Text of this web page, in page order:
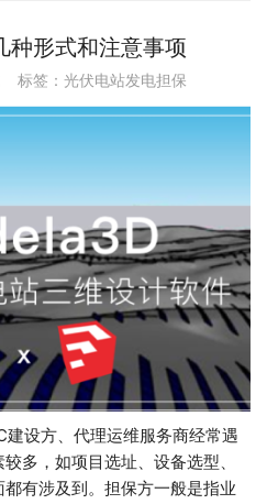
种形式和注意事项
标签： 光伏电站发电担保
设方、代理运维服务商经常遇
多，如项目选址、设备选型、
有涉及到。担保方一般是指业